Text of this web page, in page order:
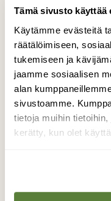
Tämä sivusto käyttää
Käytämme evästeitä
räätälöimiseen,
tukemiseen ja
jaamme sosiaalisen
alan
sivustoamme.
tietoja muihin
kerätty, kun olet
Petolliset
koituvat
kohtaloksi
niska lienee